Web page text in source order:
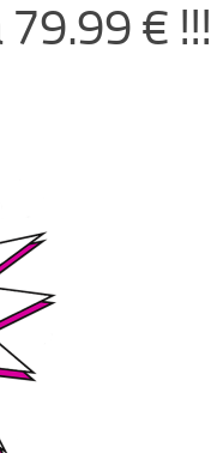
79.99 € !!!